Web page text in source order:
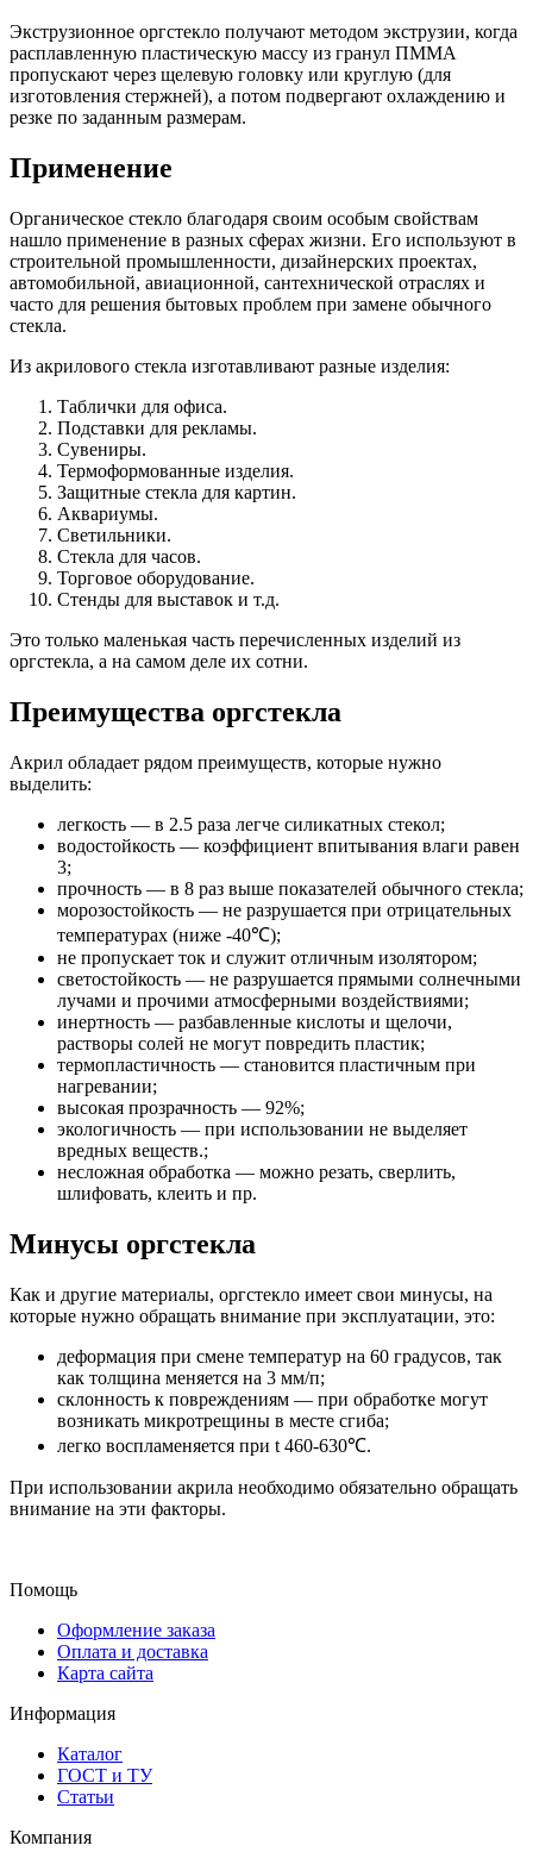
Экструзионное оргстекло получают методом экструзии, когда
расплавленную пластическую массу из гранул ПММА
пропускают через щелевую головку или круглую (для
изготовления стержней), а потом подвергают охлаждению и
резке по заданным размерам.
Применение
Органическое стекло благодаря своим особым свойствам
нашло применение в разных сферах жизни. Его используют в
строительной промышленности, дизайнерских проектах,
автомобильной, авиационной, сантехнической отраслях и
часто для решения бытовых проблем при замене обычного
стекла.
Из акрилового стекла изготавливают разные изделия:
Таблички для офиса.
Подставки для рекламы.
Сувениры.
Термоформованные изделия.
Защитные стекла для картин.
Аквариумы.
Светильники.
Стекла для часов.
Торговое оборудование.
Стенды для выставок и т.д.
Это только маленькая часть перечисленных изделий из
оргстекла, а на самом деле их сотни.
Преимущества оргстекла
Акрил обладает рядом преимуществ, которые нужно
выделить:
легкость — в 2.5 раза легче силикатных стекол;
водостойкость — коэффициент впитывания влаги равен
3;
прочность — в 8 раз выше показателей обычного стекла;
морозостойкость — не разрушается при отрицательных
температурах (ниже -40℃);
не пропускает ток и служит отличным изолятором;
светостойкость — не разрушается прямыми солнечными
лучами и прочими атмосферными воздействиями;
инертность — разбавленные кислоты и щелочи,
растворы солей не могут повредить пластик;
термопластичность — становится пластичным при
нагревании;
высокая прозрачность — 92%;
экологичность — при использовании не выделяет
вредных веществ.;
несложная обработка — можно резать, сверлить,
шлифовать, клеить и пр.
Минусы оргстекла
Как и другие материалы, оргстекло имеет свои минусы, на
которые нужно обращать внимание при эксплуатации, это:
деформация при смене температур на 60 градусов, так
как толщина меняется на 3 мм/п;
склонность к повреждениям — при обработке могут
возникать микротрещины в месте сгиба;
легко воспламеняется при t 460-630℃.
При использовании акрила необходимо обязательно обращать
внимание на эти факторы.
Помощь
Оформление заказа
Оплата и доставка
Карта сайта
Информация
Каталог
ГОСТ и ТУ
Статьи
Компания